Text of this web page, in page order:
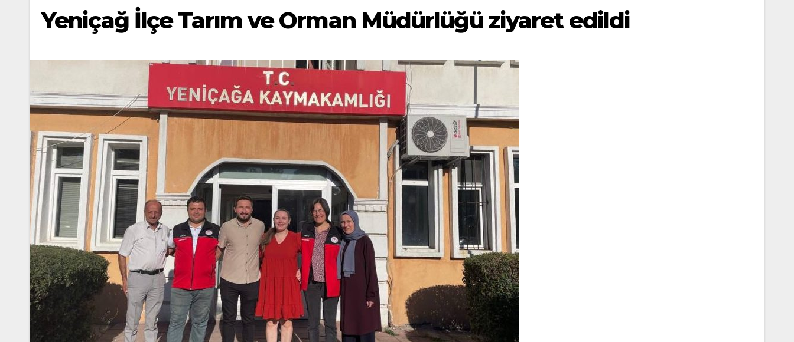
Yeniçağ İlçe Tarım ve Orman Müdürlüğü ziyaret edildi